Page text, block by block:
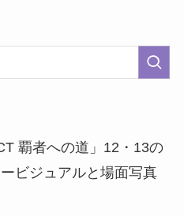
覇者への道」12・13の
ビジュアルと場面写真